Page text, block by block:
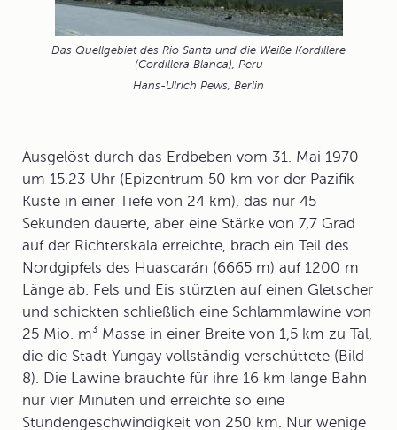
Das Quellgebiet des Rio Santa und die Weiße Kordillere
(Cordillera Blanca), Peru
Hans-Ulrich Pews, Berlin
Ausgelöst durch das Erdbeben vom 31. Mai 1970
um 15.23 Uhr (Epizentrum 50 km vor der Pazifik-
Küste in einer Tiefe von 24 km), das nur 45
Sekunden dauerte, aber eine Stärke von 7,7 Grad
auf der Richterskala erreichte, brach ein Teil des
Nordgipfels des Huascarán (6665 m) auf 1200 m
Länge ab. Fels und Eis stürzten auf einen Gletscher
und schickten schließlich eine Schlammlawine von
25 Mio. m³ Masse in einer Breite von 1,5 km zu Tal,
die die Stadt Yungayvollständig verschüttete (Bild
8). Die Lawine brauchte für ihre 16 km lange Bahn
nur vier Minuten und erreichte so eine
Stundengeschwindigkeit von 250 km. Nur wenige